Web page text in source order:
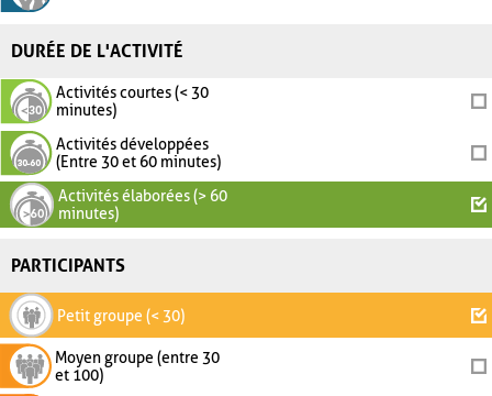
DURÉE DE L'ACTIVITÉ
Activités courtes (< 30
minutes)
Activités développées
(Entre 30 et 60 minutes)
Activités élaborées (> 60
minutes)
PARTICIPANTS
Petit groupe (< 30)
Moyen groupe (entre 30
et 100)